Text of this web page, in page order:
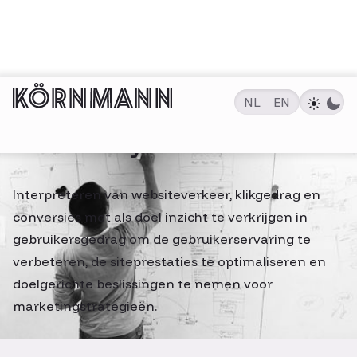
NL EN
HOME
Interpreteren van websiteverkeer, klikgedrag en
conversies met als doel inzicht te verkrijgen in
gebruikersgedrag om de gebruikerservaring te
verbeteren, de siteprestaties te optimaliseren en
doelgerichte beslissingen te nemen voor
marketingstrategieën.